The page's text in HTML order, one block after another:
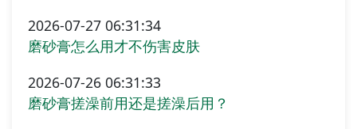
2026-07-27 06:31:34
磨砂膏怎么用才不伤害皮肤
2026-07-26 06:31:33
磨砂膏搓澡前用还是搓澡后用？